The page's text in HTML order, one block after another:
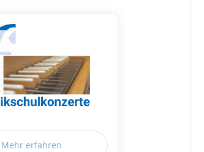
Mehr erfahren